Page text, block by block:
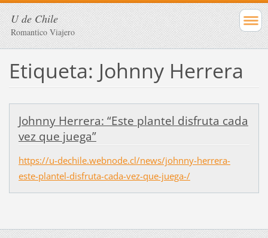
U de Chile
Romantico Viajero
Etiqueta: Johnny Herrera
Johnny Herrera: “Este plantel disfruta cada
vez que juega”
https://u-dechile.webnode.cl/news/johnny-herrera-
este-plantel-disfruta-cada-vez-que-juega-/